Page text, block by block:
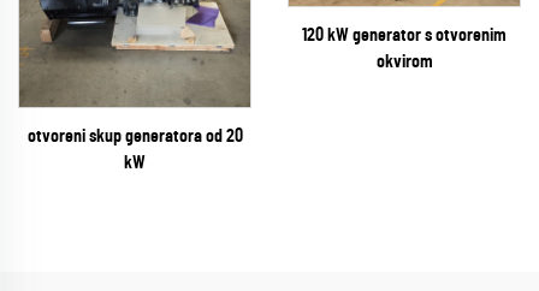
otvoreni skup generatora od 20
kW
120 kW generator s otvorenim
okvirom